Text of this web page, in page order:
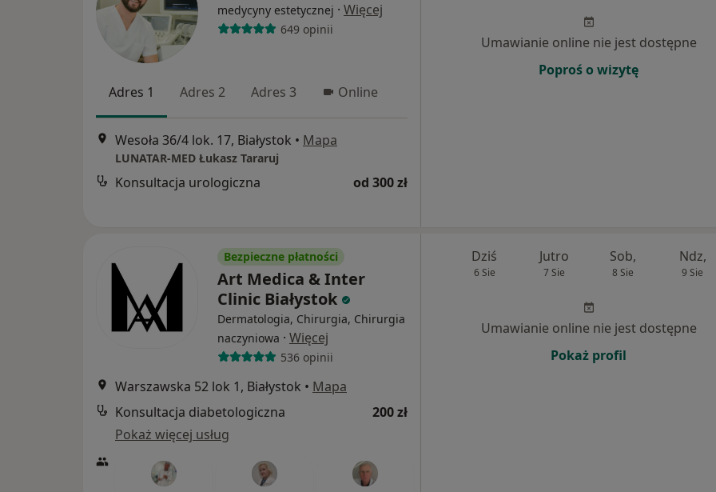
medycyny estetycznej · Więcej
649 opinii
Adres 1 Adres 2 Adres 3 Online
Wesoła 36/4 lok. 17, Białystok • Mapa
LUNATAR-MED Łukasz Tararuj
Konsultacja urologiczna od 300 zł
Umawianie online nie jest dostępne
Poproś o wizytę
Bezpieczne płatności
Art Medica & Inter
Clinic Białystok
Dermatologia, Chirurgia, Chirurgia
naczyniowa · Więcej
536 opinii
Warszawska 52 lok 1, Białystok • Mapa
Konsultacja diabetologiczna
200 zł
Pokaż więcej usług
Dziś
6 Sie
Jutro
7 Sie
Sob,
8 Sie
Ndz,
9 Sie
Umawianie online nie jest dostępne
Pokaż profil